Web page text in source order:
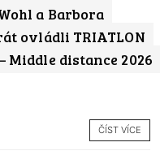
a Barbora
ovládli TRIATLON
Middle distance 2026
ČÍST VÍCE